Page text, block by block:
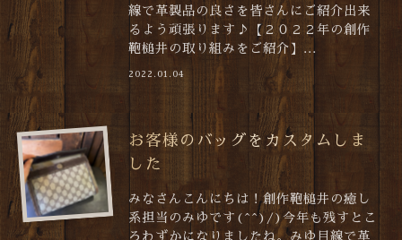
線で革製品の良さを皆さんにご紹介出来
るよう頑張ります♪【２０２２年の創作
鞄槌井の取り組みをご紹介】...
2022.01.04
お客様のバッグをカスタムしま
した
みなさんこんにちは！創作鞄槌井の癒し
系担当のみゆです(^^)/)今年も残すとこ
ろわずかになりましたね。みゆ目線で革